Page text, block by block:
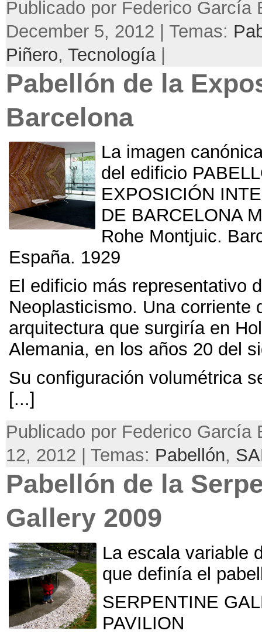
Publicado por Federico García
December 5, 2012 | Temas:
Piñero, Tecnología|
Pabellón de la
Barcelona
La imagen
del edificio
EXPOSICIÓN
DE BARCELONA
Rohe Montjuic.
España. 1929
El edificio más representativo
Neoplasticismo. Una corriente
arquitectura que surgiría en
Alemania, en los años 20 del
Su configuración volumétrica
[...]
Publicado por Federico García
12, 2012 | Temas: Pabellón,
Pabellón de la
Gallery 2009
La escala variable
que definía el
SERPENTINE
PAVILION